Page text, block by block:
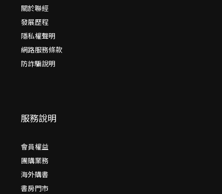
關於聯經
發展歷程
隱私權聲明
網路服務條款
防詐騙說明
服務說明
會員權益
團購業務
海外購書
書房門市